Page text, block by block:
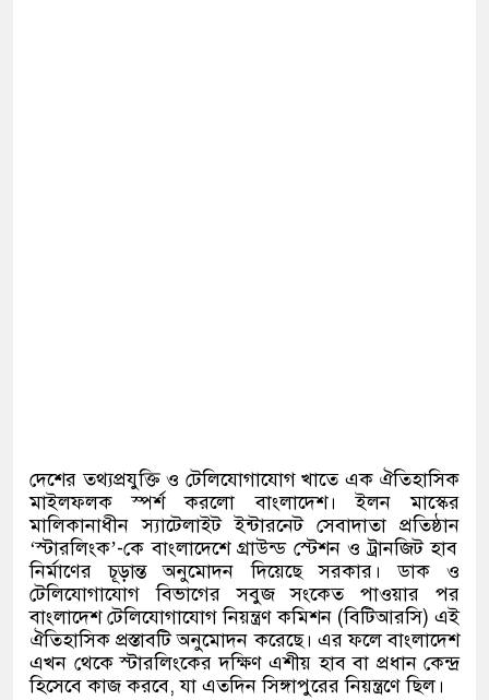
দেশের তথ্যপ্রযুক্তি ও টেলিযোগাযোগ খাতে এক ঐতিহাসিক
মাইলফলক স্পর্শ করলো বাংলাদেশ। ইলন মাস্কের
মালিকানাধীন স্যাটেলাইট ইন্টারনেট সেবাদাতা প্রতিষ্ঠান
‘স্টারলিংক’-কে বাংলাদেশে গ্রাউন্ড স্টেশন ও ট্রানজিট হাব
নির্মাণের চূড়ান্ত অনুমোদন দিয়েছে সরকার। ডাক ও
টেলিযোগাযোগ বিভাগের সবুজ সংকেত পাওয়ার পর
বাংলাদেশ টেলিযোগাযোগ নিয়ন্ত্রণ কমিশন (বিটিআরসি) এই
ঐতিহাসিক প্রস্তাবটি অনুমোদন করেছে। এর ফলে বাংলাদেশ
এখন থেকে স্টারলিংকের দক্ষিণ এশীয় হাব বা প্রধান কেন্দ্র
হিসেবে কাজ করবে,যা এতদিন সিঙ্গাপুরের নিয়ন্ত্রণে ছিল।